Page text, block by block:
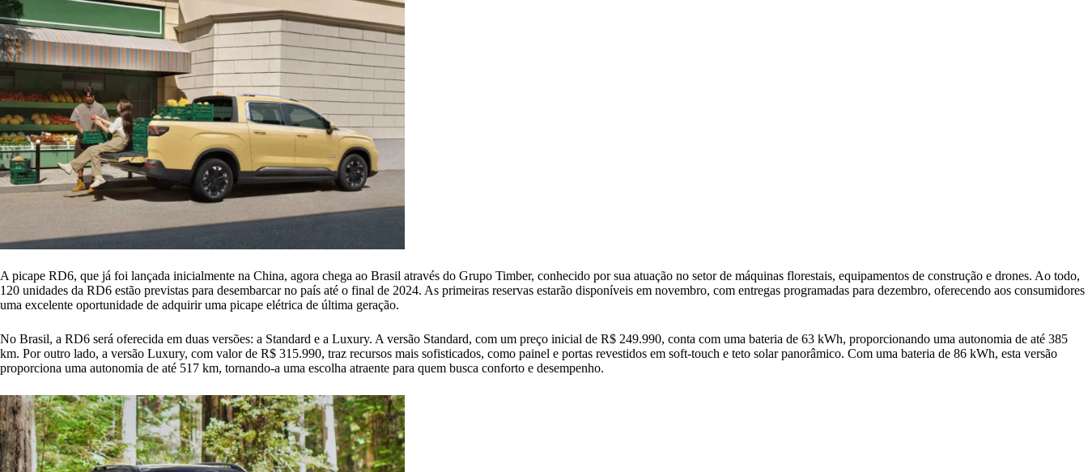
A picape RD6, que já foi lançada inicialmente na China, agora chega ao Brasil através do Grupo Timber, conhecido por sua atuação no setor de máquinas florestais, equipamentos de construção e drones. Ao todo,
120 unidades da RD6 estão previstas para desembarcar no país até o final de 2024. As primeiras reservas estarão disponíveis em novembro, com entregas programadas para dezembro, oferecendo aos consumidores
uma excelente oportunidade de adquirir uma picape elétrica de última geração.
No Brasil, a RD6 será oferecida em duas versões: a Standard e a Luxury. A versão Standard, com um preço inicial de R$ 249.990, conta com uma bateria de 63 kWh, proporcionando uma autonomia de até 385
km. Por outro lado, a versão Luxury, com valor de R$ 315.990, traz recursos mais sofisticados, como painel e portas revestidos em soft-touch e teto solar panorâmico. Com uma bateria de 86 kWh, esta versão
proporciona uma autonomia de até 517 km, tornando-a uma escolha atraente para quem busca conforto e desempenho.